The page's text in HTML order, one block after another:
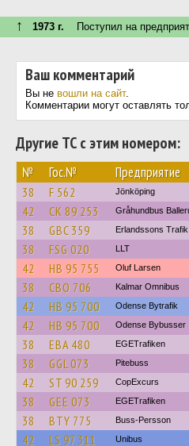
↑ 1973 г. Поступил на
Ваш комментарий
Вы не вошли на сайт.
Комментарии могут оставлять
Другие ТС с этим номером:
№ Гос.№ Предприятие
38 F 562 Jönköping
42 CK 89 253 Gråhundbus
38 GBC 359 Erlandssons Trafik
38 FSG 020 LLT
42 HB 95 755 Oluf Larsen
38 CBO 706 Kalmar Omnibus
42 HB 95 700 Odense Bytrafik
42 HB 95 700 Odense Bybusser
38 EBA 480 EGETrafiken
38 GGL 073 Pitebuss
42 ST 90 259 CopExcurs
38 GEE 073 EGETrafiken
38 BTY 775 Buss-Persson
42 LS 97 311 Unibus